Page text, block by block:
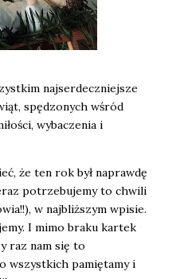
najserdeczniejsze
spędzonych wśród
wybaczenia i
że ten rok był naprawdę
potrzebujemy to chwili
w najbliższym wpisie.
I mimo braku kartek
raz nam się to
wszystkich pamiętamy i